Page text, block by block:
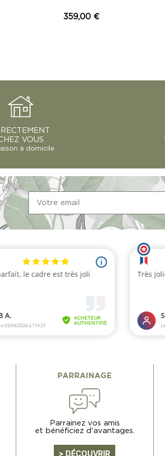
359,00 €
VOUS
à domicile
PARRAINAGE
Parrainez vos amis
et bénéficiez d'avantages.
> DÉCOUVRIR